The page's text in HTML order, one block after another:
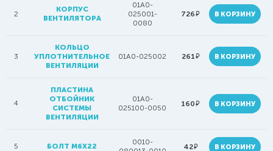
2
КОРПУС
ВЕНТИЛЯТОРА
01A0-
025001-
0080
726руб. В КОРЗИНУ
3
КОЛЬЦО
УПЛОТНИТЕЛЬНОЕ
ВЕНТИЛЯЦИИ
01A0-025002 261руб. В КОРЗИНУ
4
ПЛАСТИНА
ОТБОЙНИК
СИСТЕМЫ
ВЕНТИЛЯЦИИ
01A0-
025100-0050
160руб. В КОРЗИНУ
5 БОЛТ M6X22
0010-
42руб. В КОРЗИНУ